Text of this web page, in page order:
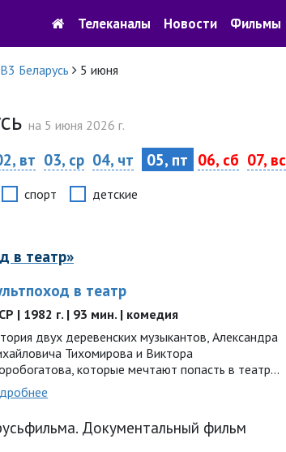
Телеканалы Новости Фильмы
Беларусь
5 июня
на 5 июня 2026 г.
вт 03, ср 04, чт 05, пт 06, сб 07, вс
спорт детские
в театр»
в театр
| 1982 г. | 93 мин. | комедия
двух деревенских музыкантов, Александра
Тихомирова и Виктора
которые мечтают попасть в театр…
Документальный фильм